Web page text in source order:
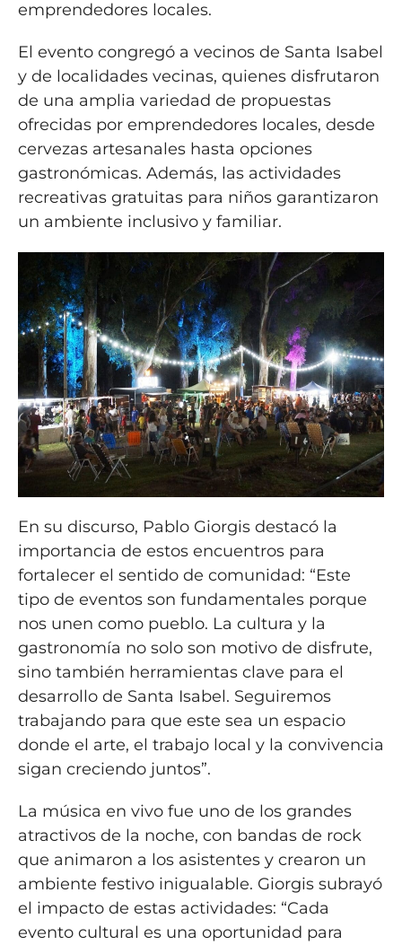
emprendedores locales.
El evento congregó a vecinos de Santa Isabel
y de localidades vecinas, quienes disfrutaron
de una amplia variedad de propuestas
ofrecidas por emprendedores locales, desde
cervezas artesanales hasta opciones
gastronómicas. Además, las actividades
recreativas gratuitas para niños garantizaron
un ambiente inclusivo y familiar.
En su discurso, Pablo Giorgis destacó la
importancia de estos encuentros para
fortalecer el sentido de comunidad: “Este
tipo de eventos son fundamentales porque
nos unen como pueblo. La cultura y la
gastronomía no solo son motivo de disfrute,
sino también herramientas clave para el
desarrollo de Santa Isabel. Seguiremos
trabajando para que este sea un espacio
donde el arte, el trabajo local y la convivencia
sigan creciendo juntos”.
La música en vivo fue uno de los grandes
atractivos de la noche, con bandas de rock
que animaron a los asistentes y crearon un
ambiente festivo inigualable. Giorgis subrayó
el impacto de estas actividades: “Cada
evento cultural es una oportunidad para